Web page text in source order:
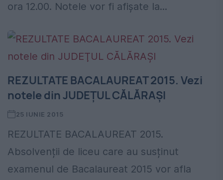
ora 12.00. Notele vor fi afișate la...
REZULTATE BACALAUREAT 2015. Vezi
notele din JUDEŢUL CĂLĂRAŞI
25 IUNIE 2015
REZULTATE BACALAUREAT 2015.
Absolvenții de liceu care au susținut
examenul de Bacalaureat 2015 vor afla